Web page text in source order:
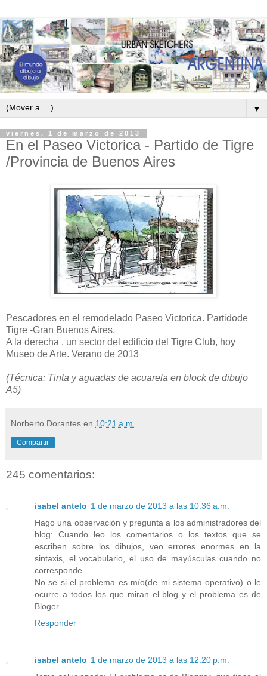
▼
viernes, 1 de marzo de 2013
En el Paseo Victorica - Partido de Tigre
/Provincia de Buenos Aires
Pescadores en el remodelado Paseo Victorica. Partidode
Tigre -Gran Buenos Aires.
A la derecha , un sector del edificio del Tigre Club, hoy
Museo de Arte. Verano de 2013
(Técnica: Tinta y aguadas de acuarela en block de dibujo
A5)
Norberto Dorantes en 10:21 a.m.
Compartir
245 comentarios:
isabel antelo 1 de marzo de 2013 a las 10:36 a.m.
Hago una observación y pregunta a los administradores del
blog: Cuando leo los comentarios o los textos que se
escriben sobre los dibujos, veo errores enormes en la
sintaxis, el vocabulario, el uso de mayúsculas cuando no
corresponde...
No se si el problema es mío(de mi sistema operativo) o le
ocurre a todos los que miran el blog y el problema es de
Bloger.
Responder
isabel antelo 1 de marzo de 2013 a las 12:20 p.m.